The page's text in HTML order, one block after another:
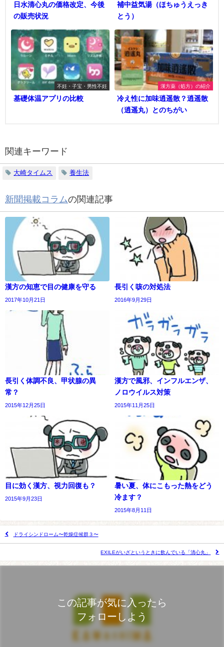
日水清心丸の価格改定、今後
の販売状況
補中益気湯（ほちゅうえっき
とう）
不妊・子宝・男性不妊
基礎体温アプリの比較
漢方薬（処方）の紹介
冷え性に加味逍遥散？逍遥散
（逍遥丸）とのちがい
関連キーワード
大崎タイムス 養生法
新聞掲載コラムの関連記事
漢方の知恵で目の健康を守る
2017年10月21日
長引く咳の対処法
2016年9月29日
長引く体調不良、甲状腺の異
常？
2015年12月25日
漢方で風邪、インフルエンザ、
ノロウイルス対策
2015年11月25日
目に効く漢方、視力回復も？
2015年9月23日
暑い夏、体にこもった熱をどう
冷ます？
2015年8月11日
ドライシンドローム〜乾燥症候群３〜
EXILEがいざというときに飲んでいる「清心丸」
この記事が気に入ったら
フォローしよう